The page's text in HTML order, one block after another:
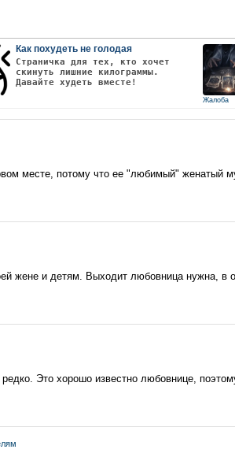
Как похудеть не голодая
Страничка для тех, кто хочет
скинуть лишние килограммы.
Давайте худеть вместе!
Жалоба
месте, потому что ее "любимый" женатый
жене и детям. Выходит любовница нужна, в
Это хорошо известно любовнице,